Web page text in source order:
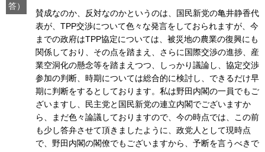
答）
賛成なのか、反対なのかというのは、国民新党の亀井静香代
表が、TPP交渉について色々な発言をしておられますが、今
までの政府はTPP協定については、被災地の農業の復興にも
関係しており、その点を踏まえ、さらに国際交渉の進捗、産
業空洞化の懸念等を踏まえつつ、しっかり議論し、協定交渉
参加の判断、時期については総合的に検討し、できるだけ早
期に判断をするとしております。私は野田内閣の一員でもご
ざいますし、民主党と国民新党の連立内閣でございますか
ら、まだ色々論議しておりますので、今の時点では、この前
も少し答弁させて頂きましたように、政党人として現時点
で、野田内閣の閣僚でもございますから、予断を言うべきで